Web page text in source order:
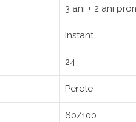
3 ani + 2 ani
Instant
24
Perete
60/100